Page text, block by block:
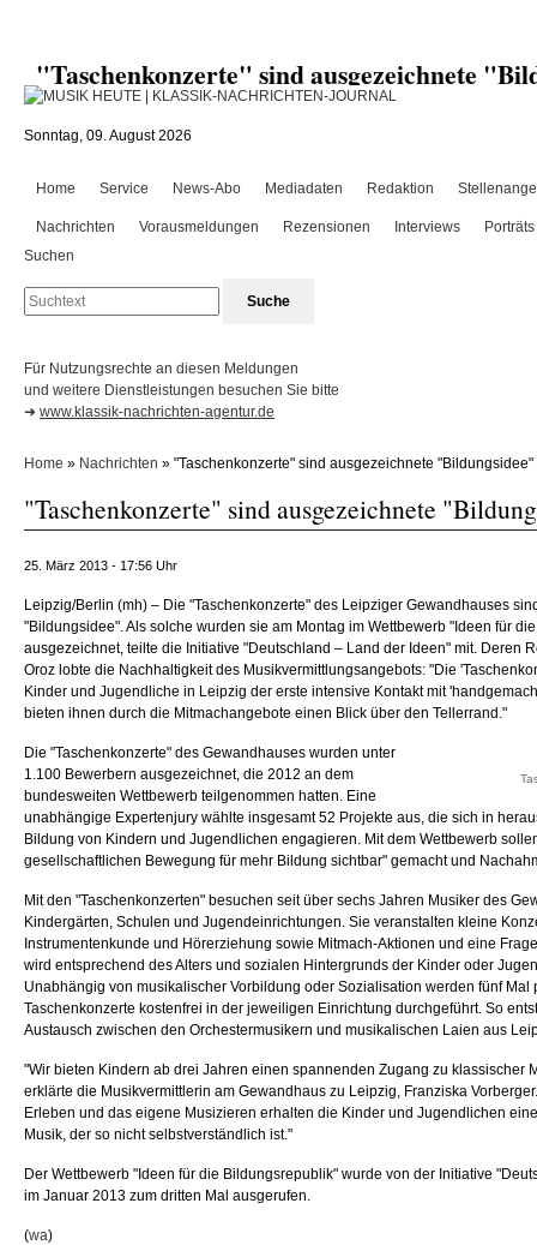
"Taschenkonzerte" sind ausgezeichnete
Sonntag, 09. August 2026
Home Service News-Abo Mediadaten Redaktion
Nachrichten Vorausmeldungen Rezensionen Interviews
Porträts
Suchen
Für Nutzungsrechte an diesen Meldungen
und weitere Dienstleistungen besuchen Sie bitte
➜ www.klassik-nachrichten-agentur.de
Home » Nachrichten » "Taschenkonzerte" sind ausgezeichnete "Bildungsidee"
"Taschenkonzerte" sind ausgezeichnete
25. März 2013 - 17:56 Uhr
Leipzig/Berlin (mh) – Die "Taschenkonzerte" des Leipziger Gewandhauses
"Bildungsidee". Als solche wurden sie am Montag im Wettbewerb "Ideen für
ausgezeichnet, teilte die Initiative "Deutschland – Land der Ideen" mit. Deren
Oroz lobte die Nachhaltigkeit des Musikvermittlungsangebots: "Die
Kinder und Jugendliche in Leipzig der erste intensive Kontakt mit
bieten ihnen durch die Mitmachangebote einen Blick über den Tellerrand."
Die "Taschenkonzerte" des Gewandhauses wurden unter
1.100 Bewerbern ausgezeichnet, die 2012 an dem
bundesweiten Wettbewerb teilgenommen hatten. Eine
unabhängige Expertenjury wählte insgesamt 52 Projekte aus, die sich in
Bildung von Kindern und Jugendlichen engagieren. Mit dem Wettbewerb
gesellschaftlichen Bewegung für mehr Bildung sichtbar" gemacht und
Mit den "Taschenkonzerten" besuchen seit über sechs Jahren Musiker des
Kindergärten, Schulen und Jugendeinrichtungen. Sie veranstalten kleine
Instrumentenkunde und Hörerziehung sowie Mitmach-Aktionen und eine
wird entsprechend des Alters und sozialen Hintergrunds der Kinder oder
Unabhängig von musikalischer Vorbildung oder Sozialisation werden fünf Mal
Taschenkonzerte kostenfrei in der jeweiligen Einrichtung durchgeführt. So
Austausch zwischen den Orchestermusikern und musikalischen Laien aus
"Wir bieten Kindern ab drei Jahren einen spannenden Zugang zu klassischer
erklärte die Musikvermittlerin am Gewandhaus zu Leipzig, Franziska
Erleben und das eigene Musizieren erhalten die Kinder und Jugendlichen
Musik, der so nicht selbstverständlich ist."
Der Wettbewerb "Ideen für die Bildungsrepublik" wurde von der Initiative
im Januar 2013 zum dritten Mal ausgerufen.
(wa)